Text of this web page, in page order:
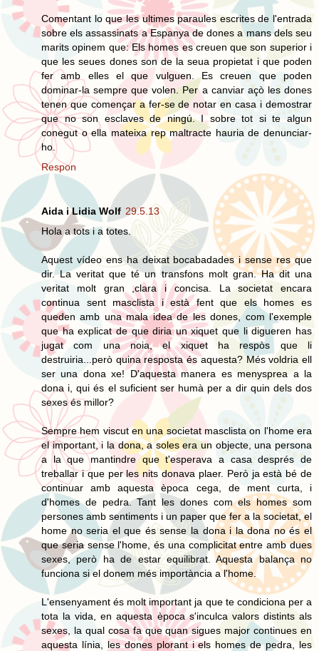
Comentant lo que les ultimes paraules escrites de l'entrada
sobre els assassinats a Espanya de dones a mans dels seu
marits opinem que: Els homes es creuen que son superior i
que les seues dones son de la seua propietat i que poden
fer amb elles el que vulguen. Es creuen que poden
dominar-la sempre que volen. Per a canviar açò les dones
tenen que començar a fer-se de notar en casa i demostrar
que no son esclaves de ningú. I sobre tot si te algun
conegut o ella mateixa rep maltracte hauria de denunciar-
ho.
Respon
Aida i Lidia Wolf 29.5.13
Hola a tots i a totes.
Aquest vídeo ens ha deixat bocabadades i sense res que
dir. La veritat que té un transfons molt gran. Ha dit una
veritat molt gran ,clara i concisa. La societat encara
continua sent masclista i està fent que els homes es
queden amb una mala idea de les dones, com l'exemple
que ha explicat de que diria un xiquet que li digueren has
jugat com una noia, el xiquet ha respòs que li
destruiria...però quina resposta és aquesta? Més voldria ell
ser una dona xe! D'aquesta manera es menysprea a la
dona i, qui és el suficient ser humà per a dir quin dels dos
sexes és millor?
Sempre hem viscut en una societat masclista on l'home era
el important, i la dona, a soles era un objecte, una persona
a la que mantindre que t'esperava a casa després de
treballar i que per les nits donava plaer. Però ja està bé de
continuar amb aquesta època cega, de ment curta, i
d'homes de pedra. Tant les dones com els homes som
persones amb sentiments i un paper que fer a la societat, el
home no seria el que és sense la dona i la dona no és el
que seria sense l'home, és una complicitat entre amb dues
sexes, però ha de estar equilibrat. Aquesta balança no
funciona si el donem més importància a l'home.
L'ensenyament és molt important ja que te condiciona per a
tota la vida, en aquesta època s'inculca valors distints als
sexes, la qual cosa fa que quan sigues major continues en
aquesta línia, les dones plorant i els homes de pedra, les